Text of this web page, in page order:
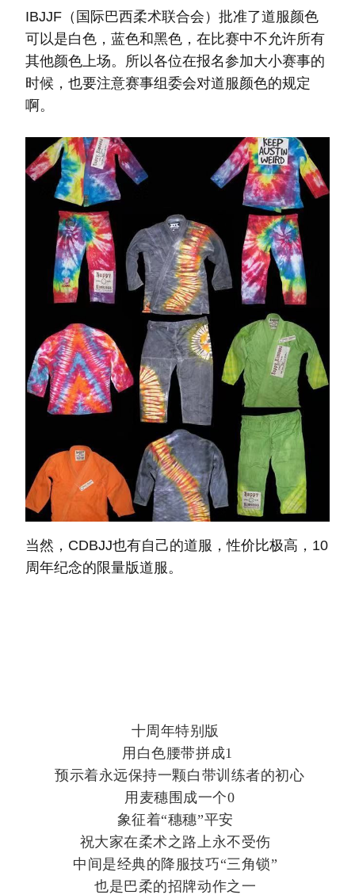
IBJJF（国际巴西柔术联合会）批准了道服颜色
可以是白色，蓝色和黑色，在比赛中不允许所有
其他颜色上场。所以各位在报名参加大小赛事的
时候，也要注意赛事组委会对道服颜色的规定
啊。
当然，CDBJJ也有自己的道服，性价比极高，10
周年纪念的限量版道服。
十周年特别版
用白色腰带拼成1
预示着永远保持一颗白带训练者的初心
用麦穗围成一个0
象征着“穗穗”平安
祝大家在柔术之路上永不受伤
中间是经典的降服技巧“三角锁”
也是巴柔的招牌动作之一